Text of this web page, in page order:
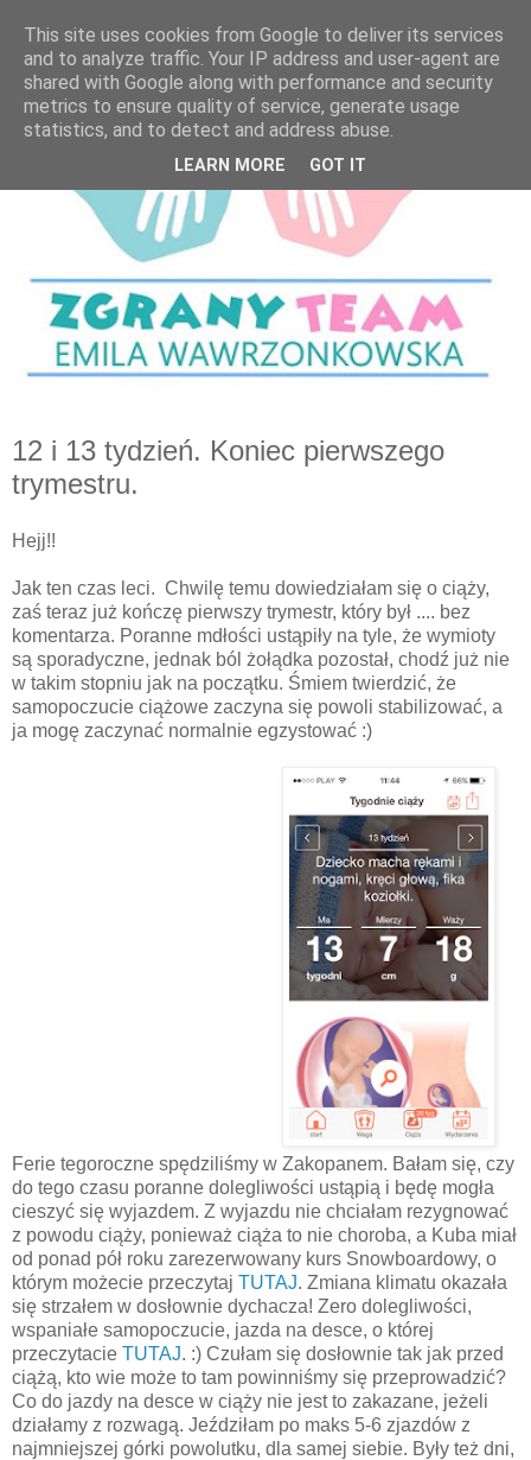
12 i 13 tydzień. Koniec pierwszego
trymestru.
Hejj!!
Jak ten czas leci. Chwilę temu dowiedziałam się o ciąży,
zaś teraz już kończę pierwszy trymestr, który był .... bez
komentarza. Poranne mdłości ustąpiły na tyle, że wymioty
są sporadyczne, jednak ból żołądka pozostał, chodź już nie
w takim stopniu jak na początku. Śmiem twierdzić, że
samopoczucie ciążowe zaczyna się powoli stabilizować, a
ja mogę zaczynać normalnie egzystować :)
Ferie tegoroczne spędziliśmy w Zakopanem. Bałam się, czy
do tego czasu poranne dolegliwości ustąpią i będę mogła
cieszyć się wyjazdem. Z wyjazdu nie chciałam rezygnować
z powodu ciąży, ponieważ ciąża to nie choroba, a Kuba miał
od ponad pół roku zarezerwowany kurs Snowboardowy, o
którym możecie przeczytaj TUTAJ. Zmiana klimatu okazała
się strzałem w dosłownie dychacza! Zero dolegliwości,
wspaniałe samopoczucie, jazda na desce, o której
przeczytacie TUTAJ. :) Czułam się dosłownie tak jak przed
ciążą, kto wie może to tam powinniśmy się przeprowadzić?
Co do jazdy na desce w ciąży nie jest to zakazane, jeżeli
działamy z rozwagą. Jeździłam po maks 5-6 zjazdów z
najmniejszej górki powolutku, dla samej siebie. Były też dni,
This site uses cookies from Google to deliver its services
and to analyze traffic. Your IP address and user-agent are
shared with Google along with performance and security
metrics to ensure quality of service, generate usage
statistics, and to detect and address abuse.
LEARN MORE GOT IT